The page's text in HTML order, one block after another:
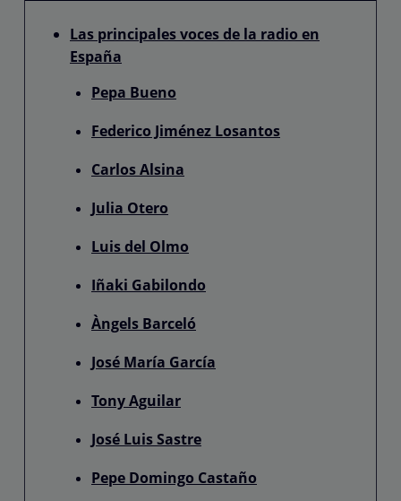
Las principales voces de la radio en
España
Pepa Bueno
Federico Jiménez Losantos
Carlos Alsina
Julia Otero
Luis del Olmo
Iñaki Gabilondo
Àngels Barceló
José María García
Tony Aguilar
José Luis Sastre
Pepe Domingo Castaño